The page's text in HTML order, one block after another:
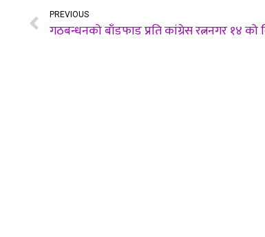
PREVIOUS
गठबन्धनको बाँडफाड प्रति कांग्रेस रत्ननगर १४ को